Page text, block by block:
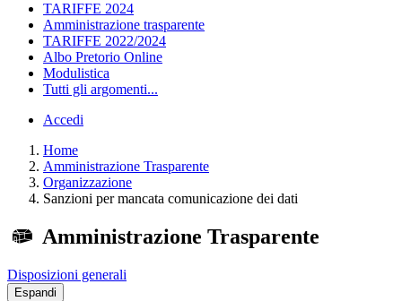
TARIFFE 2024
Amministrazione trasparente
TARIFFE 2022/2024
Albo Pretorio Online
Modulistica
Tutti gli argomenti...
Accedi
Home
Amministrazione Trasparente
Organizzazione
Sanzioni per mancata comunicazione dei dati
Amministrazione Trasparente
Disposizioni generali
Espandi